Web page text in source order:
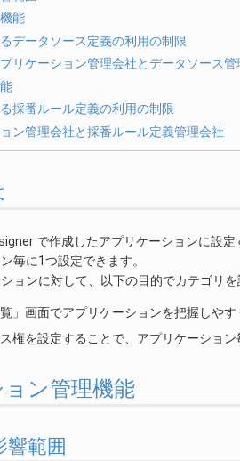
能
データソース定義の利用の制限
リケーション管理会社とデータソース管
採番ルール定義の利用の制限
ン管理会社と採番ルール定義管理会社
で作成したアプリケーションに設定
毎に1つ設定できます。
ョンに対して、以下の目的でカテゴリを
」画面でアプリケーションを把握しやす
権を設定することで、アプリケーショ
ン管理機能
響範囲